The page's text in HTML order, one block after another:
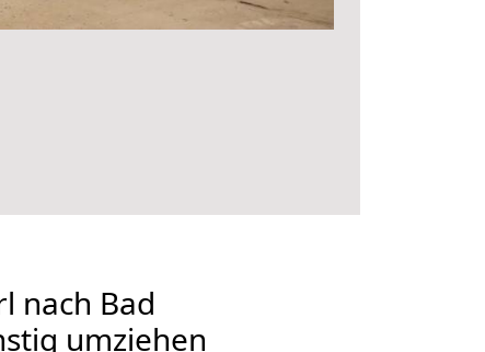
nach Bad
umziehen